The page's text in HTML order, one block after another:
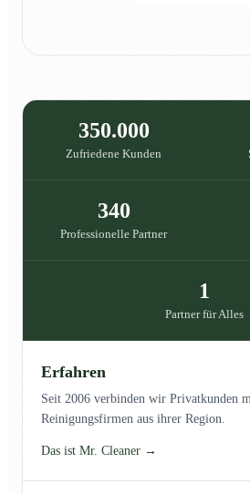
350.000
Zufriedene Kunden
340
Professionelle Partner
1
Partner für Alles
Erfahren
Seit 2006 verbinden wir Privatkunden
Reinigungsfirmen aus ihrer Region.
Das ist Mr. Cleaner →